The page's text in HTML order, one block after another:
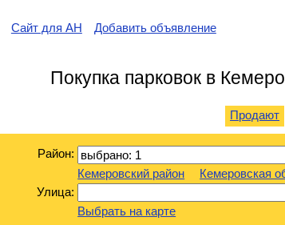
Сайт для АН Добавить объявление
Покупка парковок в
Продают
Район:
Кемеровский район
Кемеровская
Улица:
Выбрать на карте